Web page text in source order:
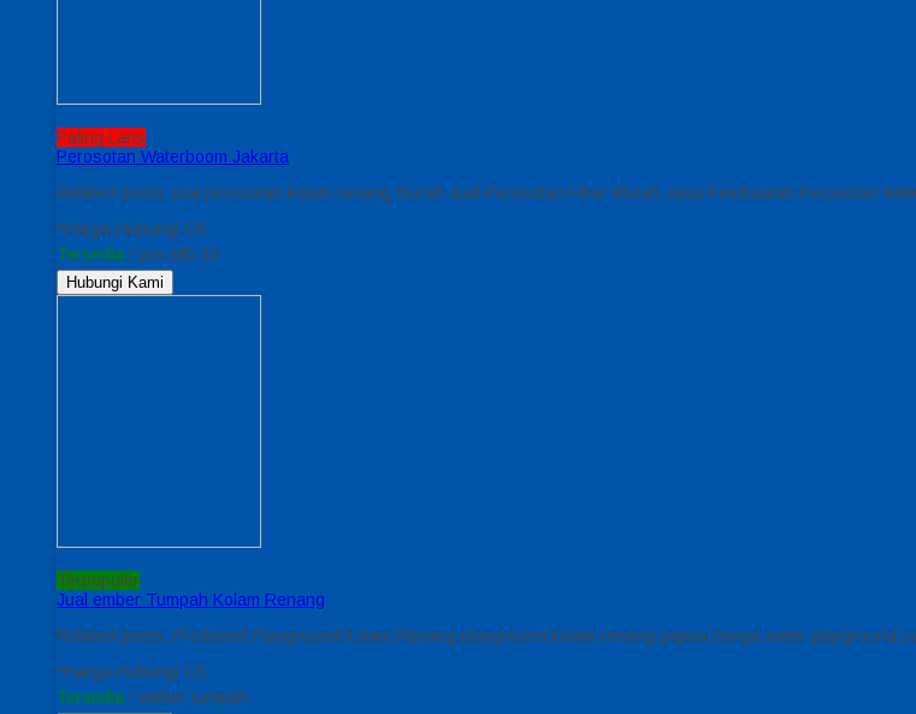
Paling Laris
Perosotan Waterboom Jakarta
Related posts: jual perosotan kolam renang murah Jual Perosotan Fiber Murah Jasa Pembuatan Perosotan
*Harga Hubungi CS
Tersedia / prs wtb 02
Hubungi Kami
Terpopuler
Jual ember Tumpah Kolam Renang
Related posts: Produsen Playground Kolam Renang playground kolam renang papua Harga water playground
*Harga Hubungi CS
Tersedia / ember tumpah